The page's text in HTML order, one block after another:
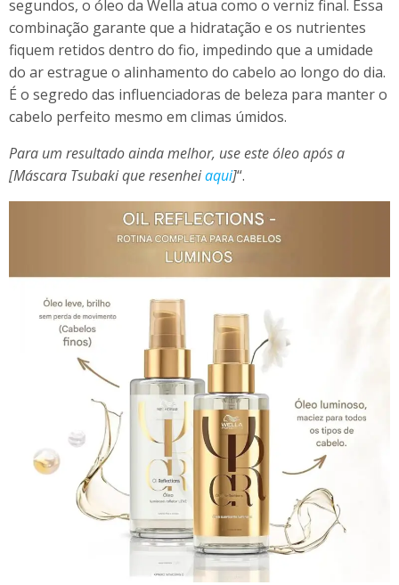
segundos, o óleo da Wella atua como o verniz final. Essa
combinação garante que a hidratação e os nutrientes
fiquem retidos dentro do fio, impedindo que a umidade
do ar estrague o alinhamento do cabelo ao longo do dia.
É o segredo das influenciadoras de beleza para manter o
cabelo perfeito mesmo em climas úmidos.
Para um resultado ainda melhor, use este óleo após a
[Máscara Tsubaki que resenheiaqui]“.